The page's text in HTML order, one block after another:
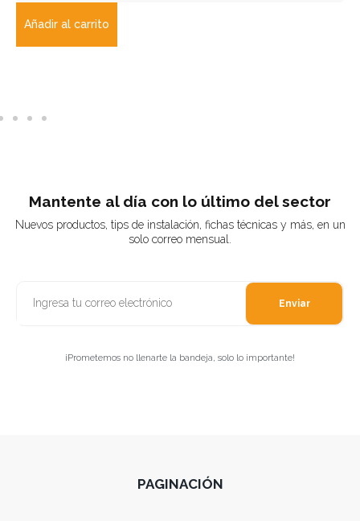
Añadir al carrito
Mantente al día con lo último del sector
Nuevos productos, tips de instalación, fichas técnicas y más, en un
solo correo mensual.
Enviar
¡Prometemos no llenarte la bandeja, solo lo importante!
PAGINACIÓN